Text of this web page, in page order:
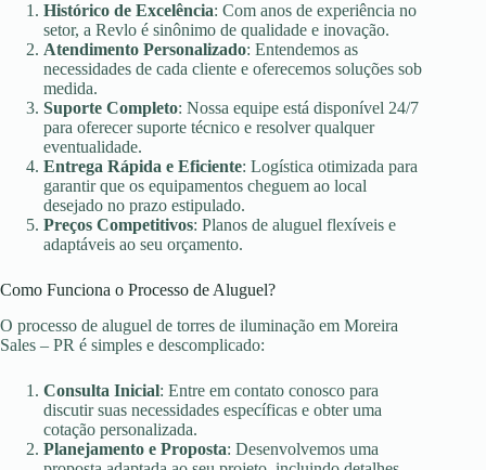
Histórico de Excelência: Com anos de experiência no
setor, a Revlo é sinônimo de qualidade e inovação.
Atendimento Personalizado: Entendemos as
necessidades de cada cliente e oferecemos soluções sob
medida.
Suporte Completo: Nossa equipe está disponível 24/7
para oferecer suporte técnico e resolver qualquer
eventualidade.
Entrega Rápida e Eficiente: Logística otimizada para
garantir que os equipamentos cheguem ao local
desejado no prazo estipulado.
Preços Competitivos: Planos de aluguel flexíveis e
adaptáveis ao seu orçamento.
Como Funciona o Processo de Aluguel?
O processo de aluguel de torres de iluminação em Moreira
Sales – PR é simples e descomplicado:
Consulta Inicial: Entre em contato conosco para
discutir suas necessidades específicas e obter uma
cotação personalizada.
Planejamento e Proposta: Desenvolvemos uma